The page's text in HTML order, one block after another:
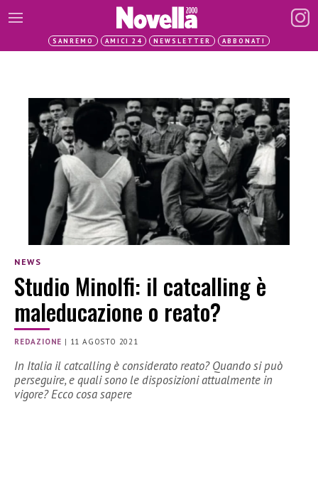
SANREMO AMICI 24 NEWSLETTER ABBONATI
NEWS
Studio Minolfi: il catcalling è
maleducazione o reato?
REDAZIONE | 11 AGOSTO 2021
In Italia il catcalling è considerato reato? Quando si può
perseguire, e quali sono le disposizioni attualmente in
vigore? Ecco cosa sapere